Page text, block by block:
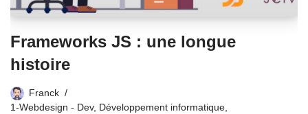
Frameworks JS : une longue
histoire
Franck
1-Webdesign - Dev, Développement informatique,